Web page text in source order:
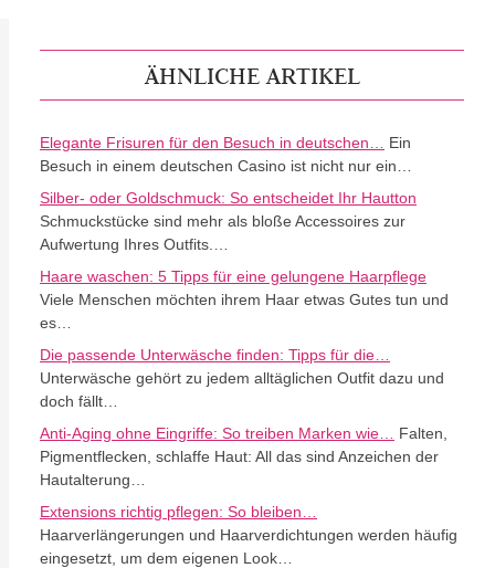
ÄHNLICHE ARTIKEL
Elegante Frisuren für den Besuch in deutschen…
Ein
Besuch in einem deutschen Casino ist nicht nur ein…
Silber- oder Goldschmuck: So entscheidet Ihr Hautton
Schmuckstücke sind mehr als bloße Accessoires zur
Aufwertung Ihres Outfits.…
Haare waschen: 5 Tipps für eine gelungene Haarpflege
Viele Menschen möchten ihrem Haar etwas Gutes tun und
es…
Die passende Unterwäsche finden: Tipps für die…
Unterwäsche gehört zu jedem alltäglichen Outfit dazu und
doch fällt…
Anti-Aging ohne Eingriffe: So treiben Marken wie…
Falten,
Pigmentflecken, schlaffe Haut: All das sind Anzeichen der
Hautalterung…
Extensions richtig pflegen: So bleiben…
Haarverlängerungen und Haarverdichtungen werden häufig
eingesetzt, um dem eigenen Look…